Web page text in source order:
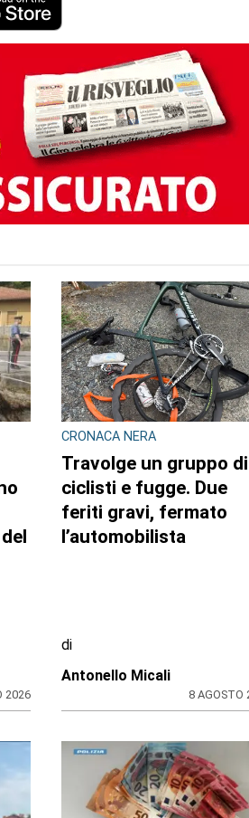
CONSIGLIO REGIONALE
A Palazzo Lascaris la
mostra “Romano
Gazzera. Nel regno dei
Redazione CRP